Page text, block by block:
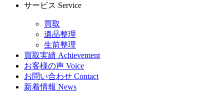
サービス Service
買取
遺品整理
生前整理
買取実績 Achievement
お客様の声 Voice
お問い合わせ Contact
新着情報 News